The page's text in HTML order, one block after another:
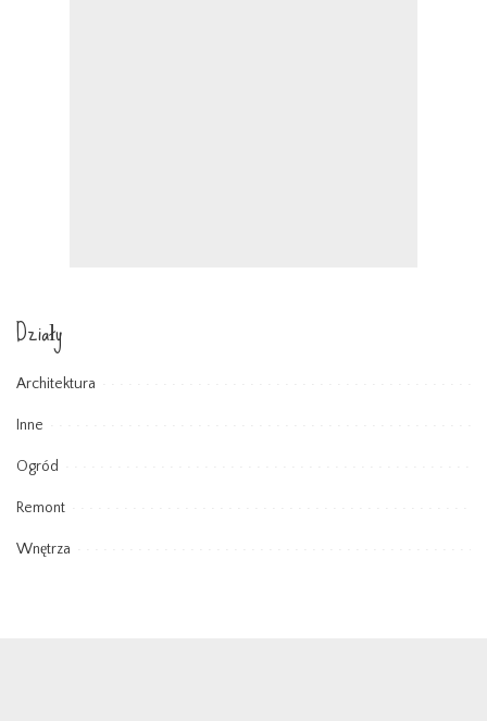
Działy
Architektura
Inne
Ogród
Remont
Wnętrza